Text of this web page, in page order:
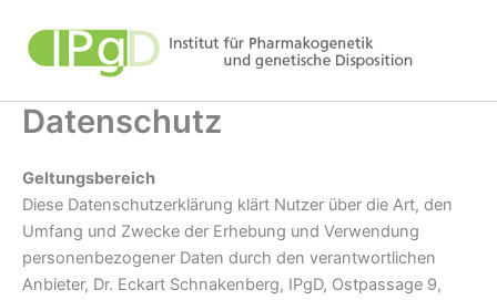
Inhalt
springen
Datenschutz
Geltungsbereich
Diese Datenschutzerklärung klärt Nutzer über die Art, den
Umfang und Zwecke der Erhebung und Verwendung
personenbezogener Daten durch den verantwortlichen
Anbieter, Dr. Eckart Schnakenberg, IPgD, Ostpassage 9,